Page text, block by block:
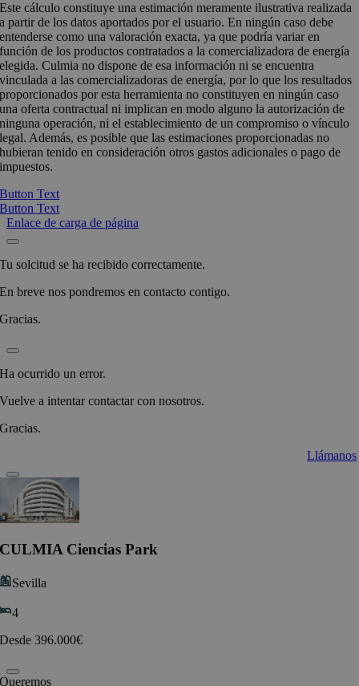
Este cálculo constituye una estimación meramente ilustrativa realizada
a partir de los datos aportados por el usuario. En ningún caso debe
entenderse como una valoración exacta, ya que podría variar en
función de los productos contratados a la comercializadora de energía
elegida. Culmia no dispone de esa información ni se encuentra
vinculada a las comercializadoras de energía, por lo que los resultados
proporcionados por esta herramienta no constituyen en ningún caso
una oferta contractual ni implican en modo alguno la autorización de
ninguna operación, ni el establecimiento de un compromiso o vínculo
legal. Además, es posible que las estimaciones proporcionadas no
hubieran tenido en consideración otros gastos adicionales o pago de
impuestos.
Button Text
Button Text
Enlace de carga de página
Tu solcitud se ha recibido correctamente.
En breve nos pondremos en contacto contigo.
Gracias.
Ha ocurrido un error.
Vuelve a intentar contactar con nosotros.
Gracias.
Llámanos
CULMIA Ciencias Park
Sevilla
4
Desde 396.000€
Queremos